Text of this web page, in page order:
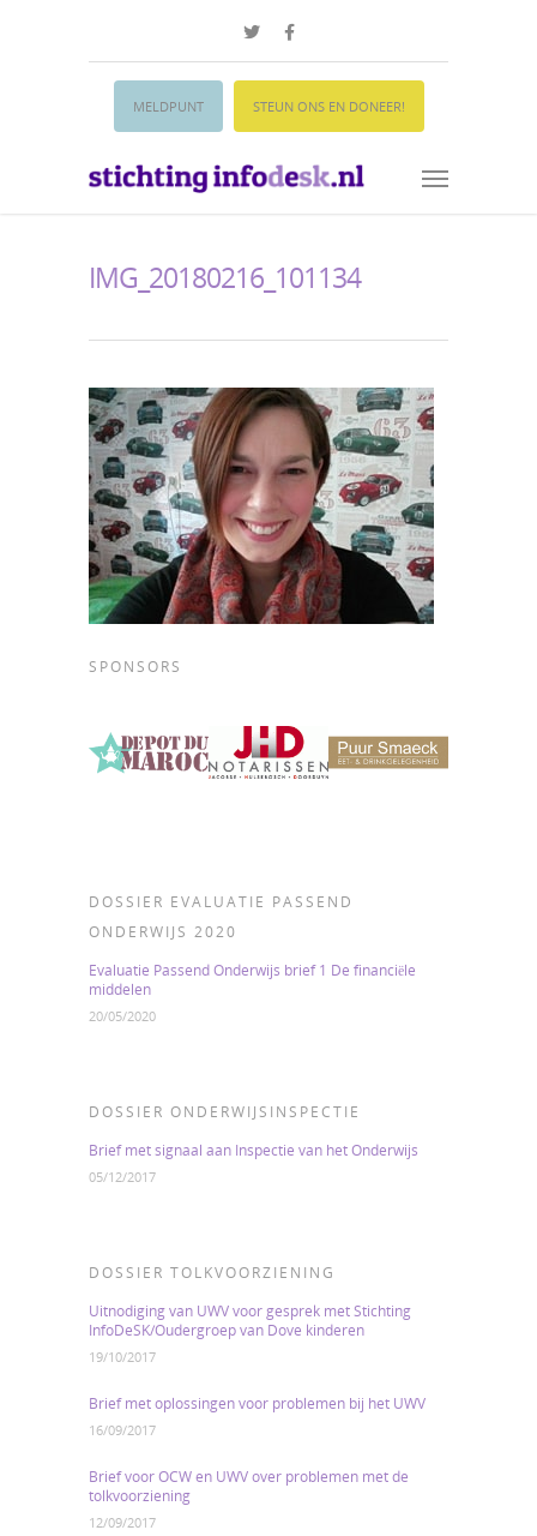
MELDPUNT STEUN ONS EN DONEER!
IMG_20180216_101134
SPONSORS
DOSSIER EVALUATIE PASSEND
ONDERWIJS 2020
Evaluatie Passend Onderwijs brief 1 De financiële
middelen
20/05/2020
DOSSIER ONDERWIJSINSPECTIE
Brief met signaal aan Inspectie van het Onderwijs
05/12/2017
DOSSIER TOLKVOORZIENING
Uitnodiging van UWV voor gesprek met Stichting
InfoDeSK/Oudergroep van Dove kinderen
19/10/2017
Brief met oplossingen voor problemen bij het UWV
16/09/2017
Brief voor OCW en UWV over problemen met de
tolkvoorziening
12/09/2017